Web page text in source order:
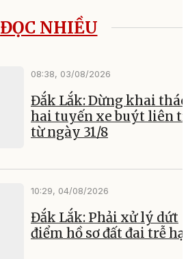
ĐỌC NHIỀU
08:38, 03/08/2026
Đắk Lắk: Dừng khai thác
hai tuyến xe buýt liên
từ ngày 31/8
10:29, 04/08/2026
Đắk Lắk: Phải xử lý dứt
điểm hồ sơ đất đai trễ